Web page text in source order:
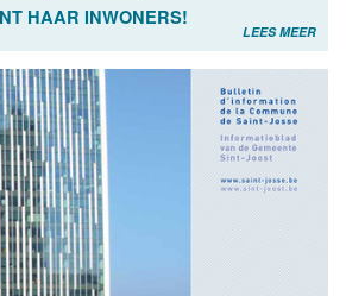
HAAR INWONERS!
LEES MEER